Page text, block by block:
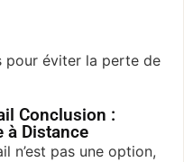
pour éviter la perte de
Conclusion :
à Distance
n’est pas une option,